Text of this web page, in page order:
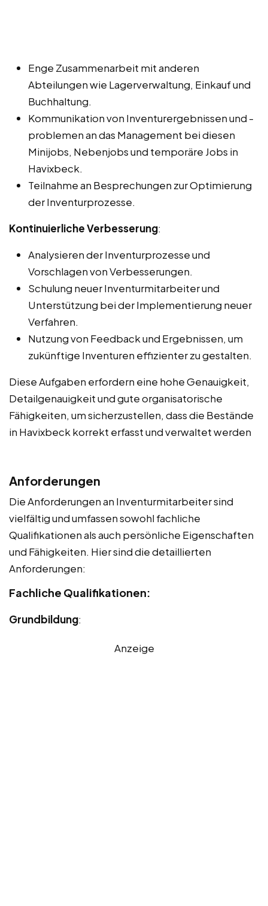
Enge Zusammenarbeit mit anderen
Abteilungen wie Lagerverwaltung, Einkauf und
Buchhaltung.
Kommunikation von Inventurergebnissen und -
problemen an das Management bei diesen
Minijobs, Nebenjobs und temporäre Jobs in
Havixbeck.
Teilnahme an Besprechungen zur Optimierung
der Inventurprozesse.
Kontinuierliche Verbesserung:
Analysieren der Inventurprozesse und
Vorschlagen von Verbesserungen.
Schulung neuer Inventurmitarbeiter und
Unterstützung bei der Implementierung neuer
Verfahren.
Nutzung von Feedback und Ergebnissen, um
zukünftige Inventuren effizienter zu gestalten.
Diese Aufgaben erfordern eine hohe Genauigkeit,
Detailgenauigkeit und gute organisatorische
Fähigkeiten, um sicherzustellen, dass die Bestände
in Havixbeck korrekt erfasst und verwaltet werden
Anforderungen
Die Anforderungen an Inventurmitarbeiter sind
vielfältig und umfassen sowohl fachliche
Qualifikationen als auch persönliche Eigenschaften
und Fähigkeiten. Hier sind die detaillierten
Anforderungen:
Fachliche Qualifikationen:
Grundbildung:
Anzeige